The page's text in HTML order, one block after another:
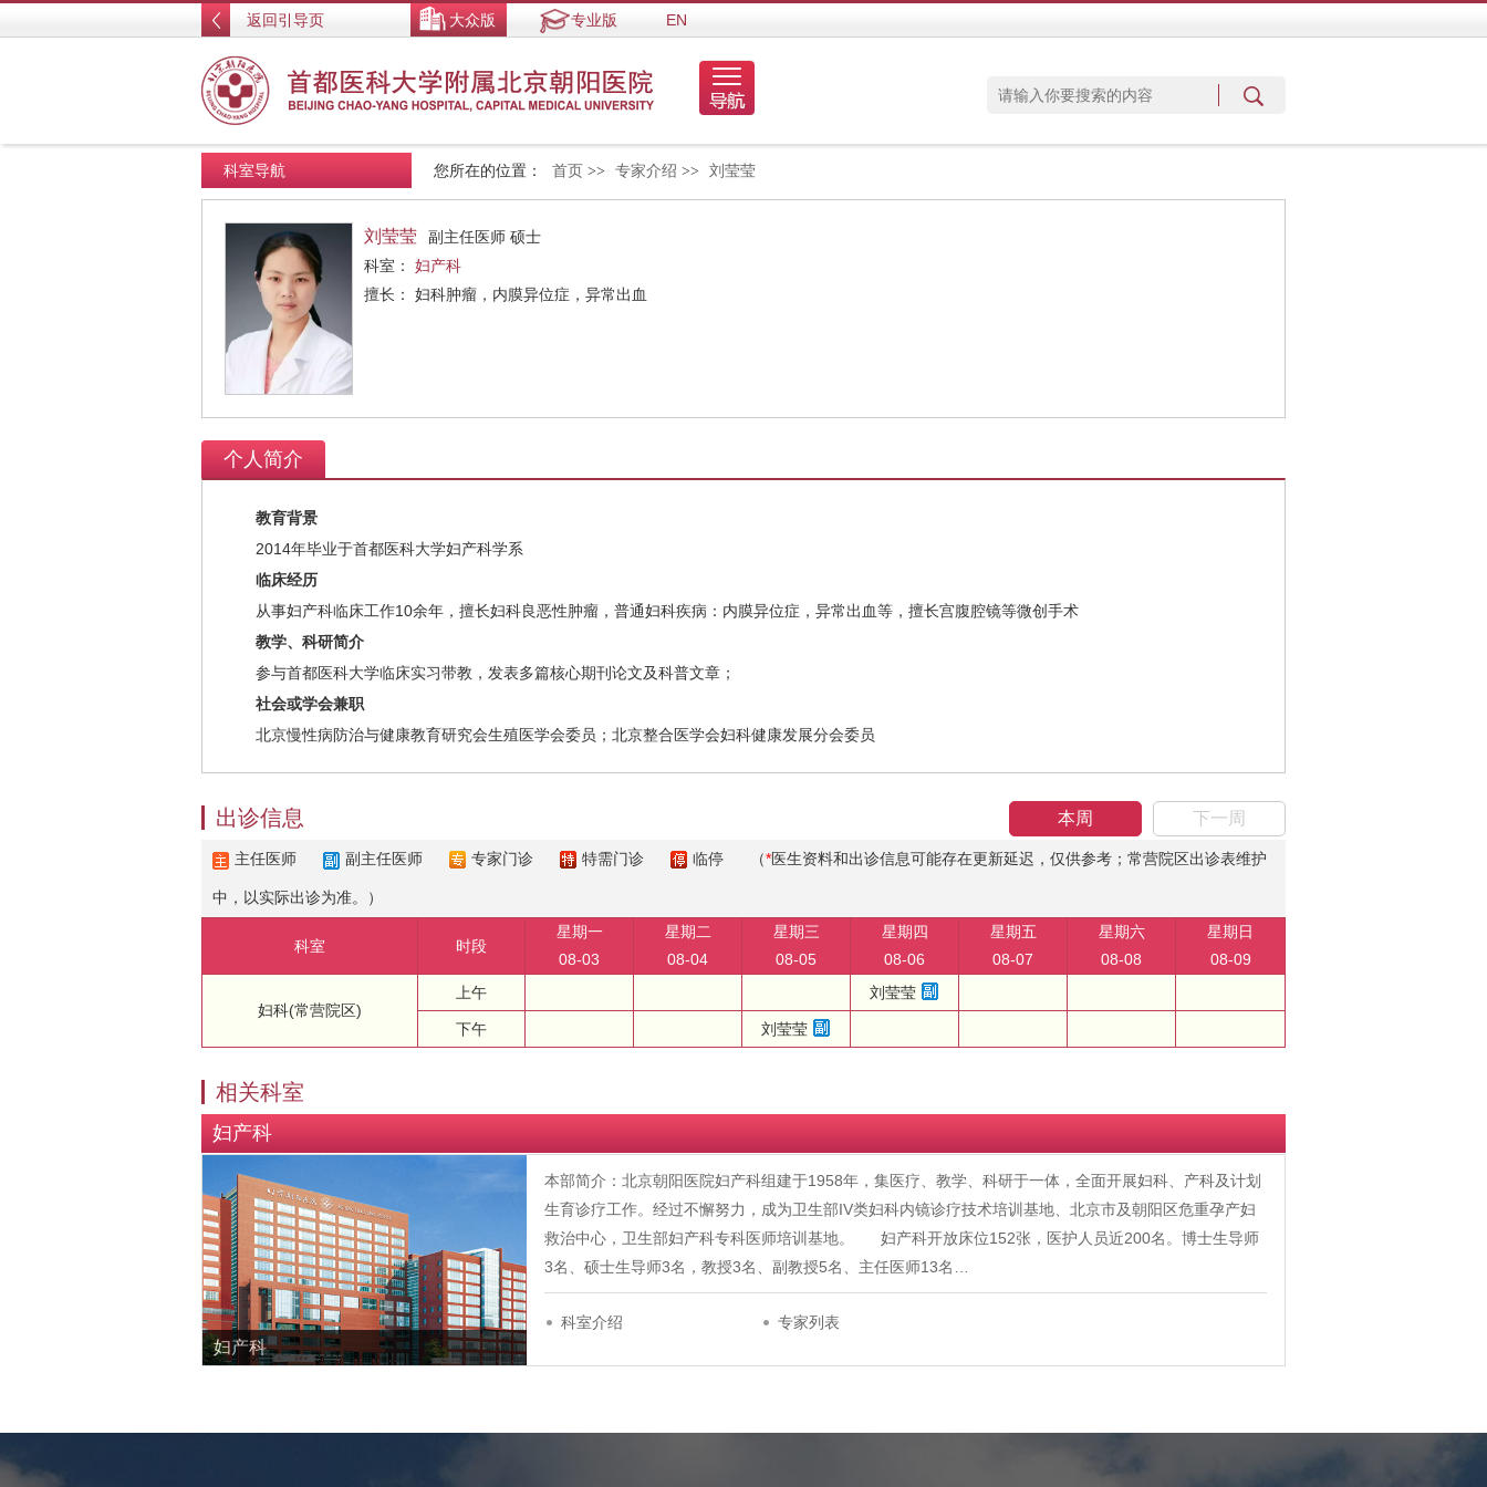
返回引导页 大众版 专业版 EN
您所在的位置： 首页 >> 专家介绍 >> 刘莹莹
科室导航
刘莹莹
副主任医师 硕士
科室： 妇产科
擅长： 妇科肿瘤，内膜异位症，异常出血
个人简介
教育背景
2014年毕业于首都医科大学妇产科学系
临床经历
从事妇产科临床工作10余年，擅长妇科良恶性肿瘤，普通妇科疾病：内膜异位症，异常出血等，擅长宫腹腔镜等微创手术
教学、科研简介
参与首都医科大学临床实习带教，发表多篇核心期刊论文及科普文章；
社会或学会兼职
北京慢性病防治与健康教育研究会生殖医学会委员；北京整合医学会妇科健康发展分会委员
本周 下一周
出诊信息
主任医师 副主任医师 专家门诊 特需门诊 临停 （*医生资料和出诊信息可能存在更新延迟，仅供参考；常营院区出诊表维护
中，以实际出诊为准。）
科室 时段
星期一
08-03
星期二
08-04
星期三
08-05
星期四
08-06
星期五
08-07
星期六
08-08
星期日
08-09
妇科(常营院区)
上午 刘莹莹
下午 刘莹莹
相关科室
妇产科
妇产科
本部简介：北京朝阳医院妇产科组建于1958年，集医疗、教学、科研于一体，全面开展妇科、产科及计划
生育诊疗工作。经过不懈努力，成为卫生部IV类妇科内镜诊疗技术培训基地、北京市及朝阳区危重孕产妇
救治中心，卫生部妇产科专科医师培训基地。 妇产科开放床位152张，医护人员近200名。博士生导师
3名、硕士生导师3名，教授3名、副教授5名、主任医师13名…
科室介绍 专家列表